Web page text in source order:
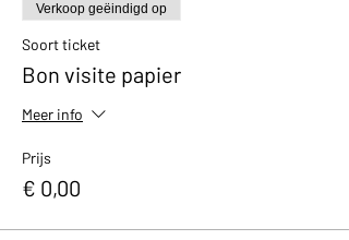
Verkoop geëindigd op
Soort ticket
Bon visite papier
Meer info
Prijs
€ 0,00